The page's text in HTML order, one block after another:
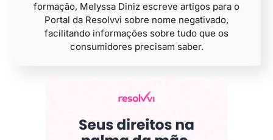
formação, Melyssa Diniz escreve artigos para o
Portal da Resolvvi sobre nome negativado,
facilitando informações sobre tudo que os
consumidores precisam saber.